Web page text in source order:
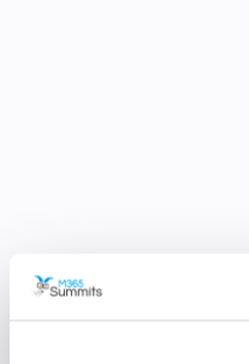
SharePoint
gut aus,